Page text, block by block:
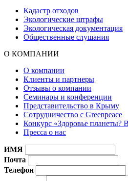
Кадастр отходов
Экологические штрафы
Экологическая документация
Общественные слушания
О КОМПАНИИ
О компании
Клиенты и партнеры
Отзывы о компании
Семинары и конференции
Представительство в Крыму
Сотрудничество с Greenpeace
Конкурс «Здоровье
Пресса о нас
ИМЯ
Почта
Телефон